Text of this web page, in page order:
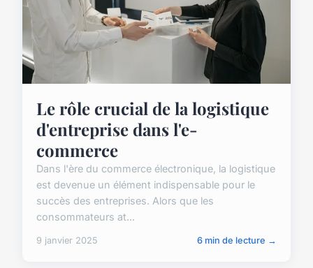
Le rôle crucial de la logistique
d'entreprise dans l'e-
commerce
Dans l'ère du commerce électronique, la logistique
est devenue un élément indispensable pour le
succès des entreprises. Alors que les
consommateurs at...
9 janvier 2025 6 min de lecture →